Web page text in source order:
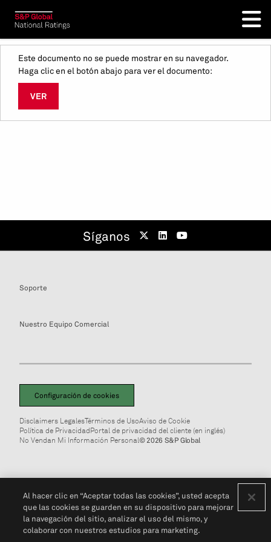
Este documento no se puede mostrar en su navegador.
Haga clic en el botón abajo para ver el documento:
VER
Síganos
Soporte
Nuestro Equipo Comercial
Configuración de cookies
Disclaimers LegalesTérminos de UsoAviso de Cookie
Política de PrivacidadPortal de privacidad del cliente (en inglés)
No Vendan Mi Información Personal© 2026 S&P Global
Al hacer clic en “Aceptar todas las cookies”, usted acepta
que las cookies se guarden en su dispositivo para mejorar
la navegación del sitio, analizar el uso del mismo, y
colaborar con nuestros estudios para marketing.